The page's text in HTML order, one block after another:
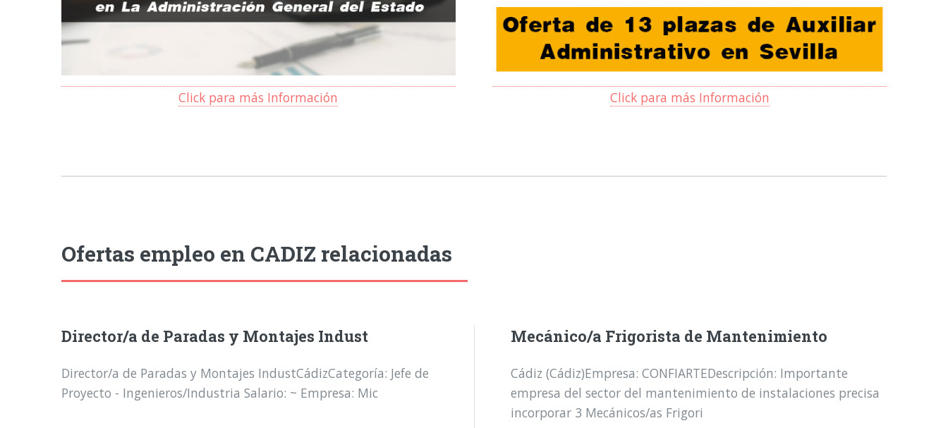
Click para más Información Click para más Información
Ofertas empleo en CADIZ relacionadas
Director/a de Paradas y Montajes Indust
Director/a de Paradas y Montajes IndustCádizCategoría: Jefe de
Proyecto - Ingenieros/Industria Salario: ~ Empresa: Mic
Mecánico/a Frigorista de Mantenimiento
Cádiz (Cádiz)Empresa: CONFIARTEDescripción: Importante
empresa del sector del mantenimiento de instalaciones precisa
incorporar 3 Mecánicos/as Frigori